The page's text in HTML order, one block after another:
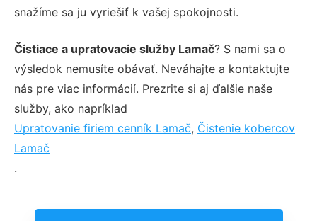
snažíme sa ju vyriešiť k vašej spokojnosti.
Čistiace a upratovacie služby Lamač? S nami sa o
výsledok nemusíte obávať. Neváhajte a kontaktujte
nás pre viac informácií. Prezrite si aj ďalšie naše
služby, ako napríklad
Upratovanie firiem cenník Lamač, Čistenie kobercov
Lamač
.